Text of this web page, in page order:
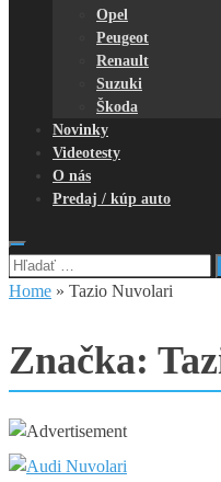
Opel
Peugeot
Renault
Suzuki
Škoda
Novinky
Videotesty
O nás
Predaj / kúp auto
Hľadať:
Home » Tazio Nuvolari
Značka: